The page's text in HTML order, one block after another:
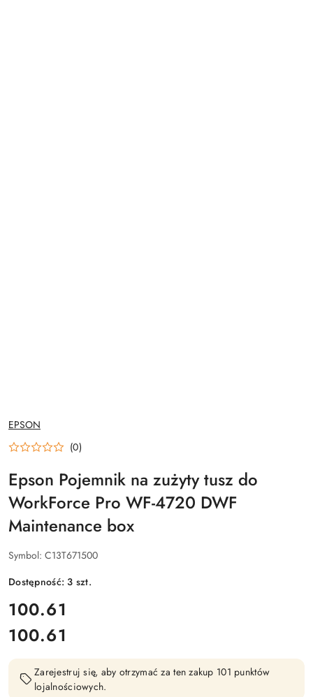
NAZWA
PRODUCENTA:
EPSON
(0)
Epson Pojemnik na zużyty tusz do
WorkForce Pro WF-4720 DWF
Maintenance box
Symbol: C13T671500
Dostępność:3 szt.
cena:
100.61
Cena:
100.61
Zarejestruj się, aby otrzymać za ten zakup 101 punktów
lojalnościowych.